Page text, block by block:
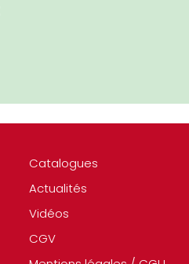
Catalogues
Actualités
Vidéos
CGV